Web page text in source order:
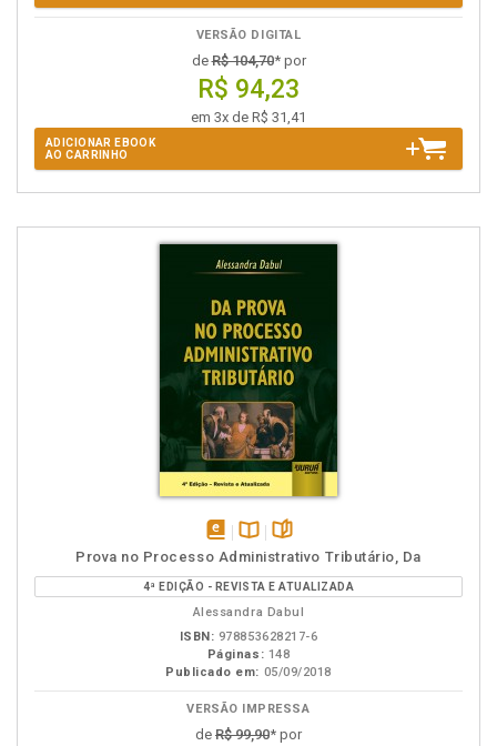
VERSÃO DIGITAL
deR$ 104,70* por
R$ 94,23
em 3x de R$ 31,41
ADICIONAR EBOOK
AO CARRINHO
disponível
em
eBook
Disponível
na
B.V.
páginas
Prova no Processo Administrativo Tributário, Da
4ª EDIÇÃO - REVISTA E ATUALIZADA
Alessandra Dabul
ISBN: 978853628217-6
Páginas: 148
Publicado em: 05/09/2018
VERSÃO IMPRESSA
de R$ 99,90* por